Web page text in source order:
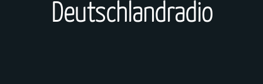
Deutschlandradio